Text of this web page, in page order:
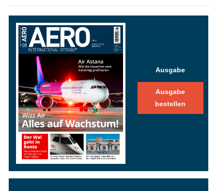
Ausgabe
Ausgabe
bestellen